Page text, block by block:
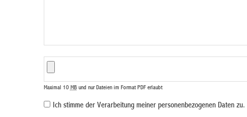
Maximal 10 MBund nur Dateien im Format PDF erlaubt
Ich stimme der Verarbeitung meiner personenbezogenen Daten zu.